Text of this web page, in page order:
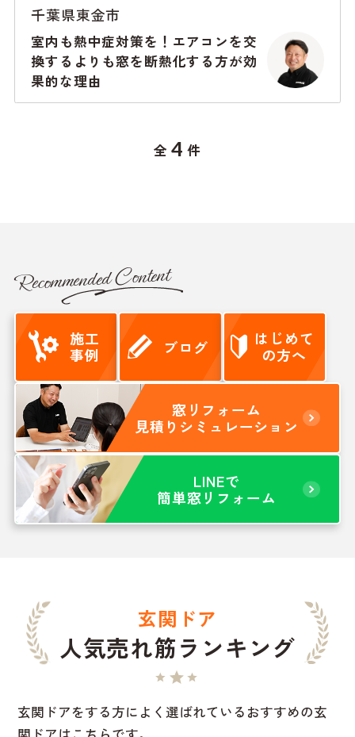
千葉県東金市
室内も熱中症対策を！エアコンを交
換するよりも窓を断熱化する方が効
果的な理由
全 4 件
Recommended Content
施工
事例
ブログ
はじめて
の方へ
窓リフォーム
見積りシミュレーション
LINEで
簡単窓リフォーム
玄関ドア
人気売れ筋ランキング
玄関ドアをする方によく選ばれているおすすめの玄